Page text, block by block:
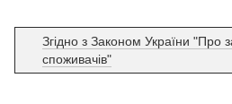
Згідно з Законом України "Про
споживачів"